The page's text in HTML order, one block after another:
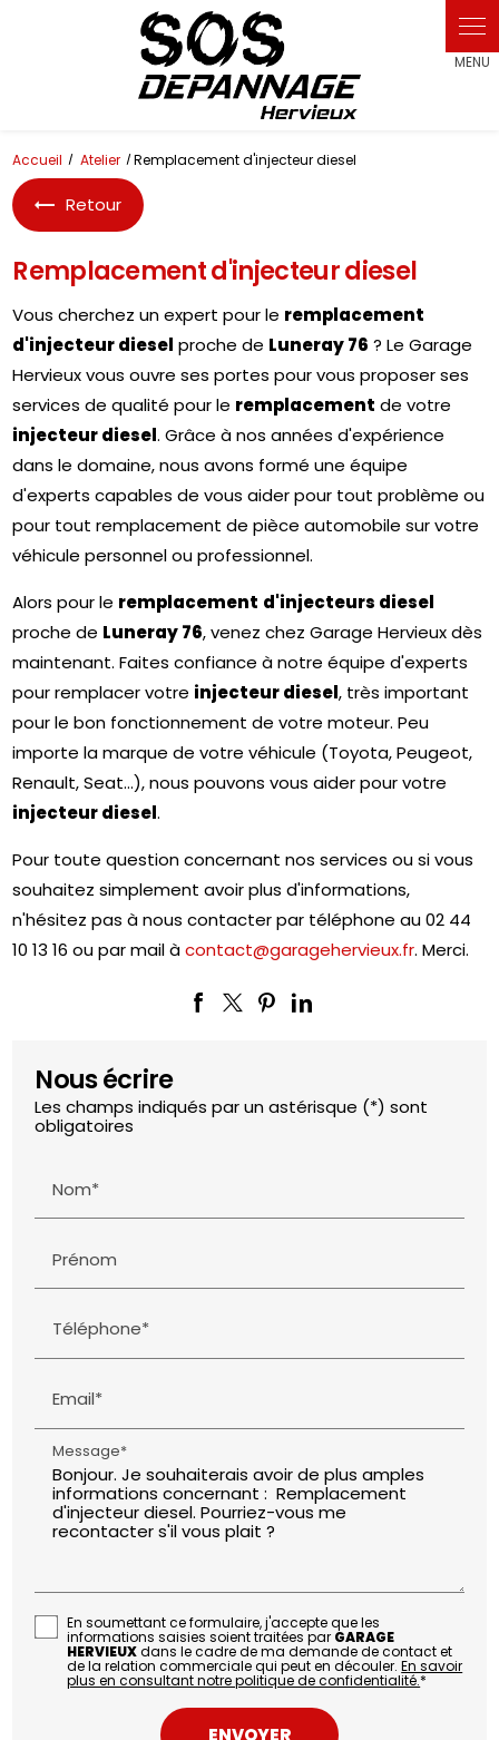
Accueil Atelier Remplacement d'injecteur diesel
Retour
Remplacement d'injecteur diesel
Vous cherchez un expert pour le remplacement
d'injecteur diesel proche de Luneray 76 ? Le Garage
Hervieux vous ouvre ses portes pour vous proposer ses
services de qualité pour le remplacement de votre
injecteur diesel. Grâce à nos années d'expérience
dans le domaine, nous avons formé une équipe
d'experts capables de vous aider pour tout problème ou
pour tout remplacement de pièce automobile sur votre
véhicule personnel ou professionnel.
Alors pour le remplacement d'injecteurs diesel
proche de Luneray 76, venez chez Garage Hervieux dès
maintenant. Faites confiance à notre équipe d'experts
pour remplacer votre injecteur diesel, très important
pour le bon fonctionnement de votre moteur. Peu
importe la marque de votre véhicule (Toyota, Peugeot,
Renault, Seat...), nous pouvons vous aider pour votre
injecteur diesel.
Pour toute question concernant nos services ou si vous
souhaitez simplement avoir plus d'informations,
n'hésitez pas à nous contacter par téléphone au 02 44
10 13 16 ou par mail àcontact@garagehervieux.fr. Merci.
Nous écrire
Les champs indiqués par un astérisque (*) sont
obligatoires
Nom*
Prénom
Téléphone*
Email*
Message*
En soumettant ce formulaire, j'accepte que les
informations saisies soient traitées par GARAGE
HERVIEUXdans le cadre de ma demande de contact et
de la relation commerciale qui peut en découler.En savoir
plus en consultant notre politique de confidentialité.*
Panneau de gestion des cookies